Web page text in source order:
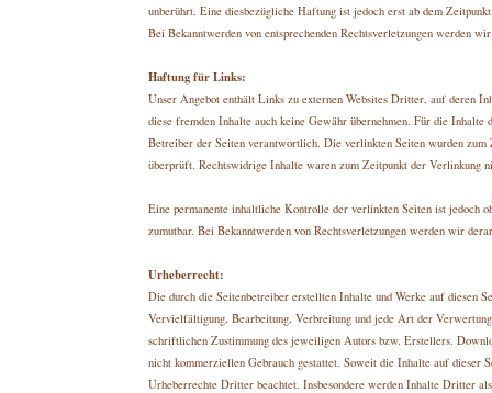
unberührt. Eine diesbezügliche Haftung ist jedoch erst ab dem
Bei Bekanntwerden von entsprechenden Rechtsverletzungen werden
Haftung für Links:
Unser Angebot enthält Links zu externen Websites Dritter, auf deren
diese fremden Inhalte auch keine Gewähr übernehmen. Für die
Betreiber der Seiten verantwortlich. Die verlinkten Seiten wurden
überprüft. Rechtswidrige Inhalte waren zum Zeitpunkt der Verlinkung
Eine permanente inhaltliche Kontrolle der verlinkten Seiten ist jedoch
zumutbar. Bei Bekanntwerden von Rechtsverletzungen werden wir
Urheberrecht:
Die durch die Seitenbetreiber erstellten Inhalte und Werke auf diesen
Vervielfältigung, Bearbeitung, Verbreitung und jede Art der
schriftlichen Zustimmung des jeweiligen Autors bzw. Erstellers.
nicht kommerziellen Gebrauch gestattet. Soweit die Inhalte auf dieser
Urheberrechte Dritter beachtet. Insbesondere werden Inhalte Dritter